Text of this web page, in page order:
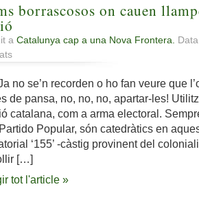
borrascosos on cauen
a Catalunya cap a una Nova Frontera.
Cims
on
cauen
llampecs
ceguen
la
visió
no se’n recorden o ho fan veure que
de pansa, no, no, no, apartar-les!
catalana, com a arma electoral.
Popular, són catedràtics en
‘155’ -càstig provinent del
[…]
tot l'article »